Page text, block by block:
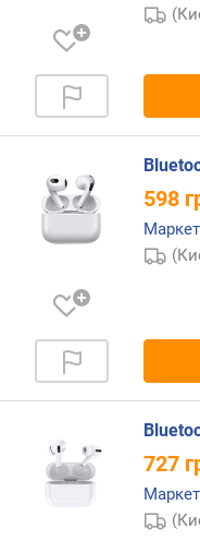
х
ш
в
ы
о
о
т
ы
в
м
598
727